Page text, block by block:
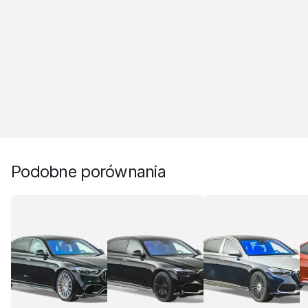
Podobne porównania